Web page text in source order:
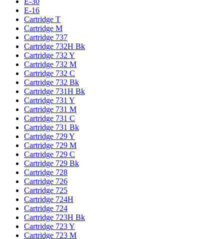
E-16
Cartridge T
Cartridge M
Cartridge 737
Cartridge 732H Bk
Cartridge 732 Y
Cartridge 732 M
Cartridge 732 C
Cartridge 732 Bk
Cartridge 731H Bk
Cartridge 731 Y
Cartridge 731 M
Cartridge 731 C
Cartridge 731 Bk
Cartridge 729 Y
Cartridge 729 M
Cartridge 729 C
Cartridge 729 Bk
Cartridge 728
Cartridge 726
Cartridge 725
Cartridge 724H
Cartridge 724
Cartridge 723H Bk
Cartridge 723 Y
Cartridge 723 M